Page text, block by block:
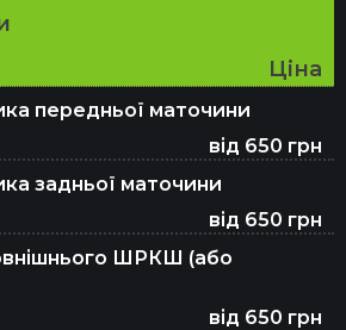
Ціна
передньої маточини
від 650 грн
задньої маточини
від 650 грн
ШРКШ (або
від 650 грн